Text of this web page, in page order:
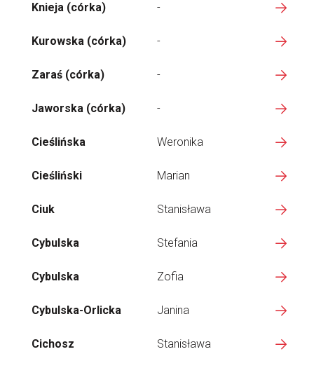
Knieja (córka) -
Kurowska (córka) -
Zaraś (córka) -
Jaworska (córka) -
Cieślińska Weronika
Cieśliński Marian
Ciuk Stanisława
Cybulska Stefania
Cybulska Zofia
Cybulska-Orlicka Janina
Cichosz Stanisława